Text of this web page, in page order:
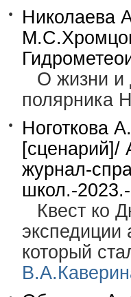
Николаева
О жизни и
полярника
Ноготкова
[сценарий]/
журнал-
школ.-
Квест ко
экспедиции
который